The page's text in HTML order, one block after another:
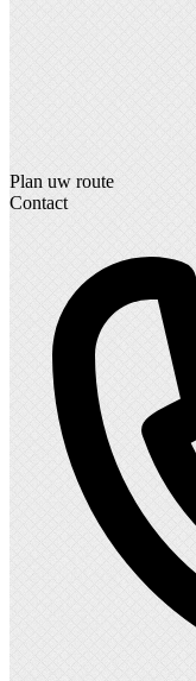
Plan uw route
Contact